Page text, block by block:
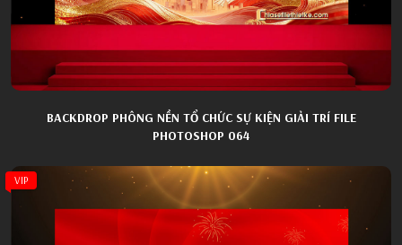
BACKDROP PHÔNG NỀN TỔ CHỨC SỰ KIỆN GIẢI TRÍ FILE
PHOTOSHOP 064
VIP